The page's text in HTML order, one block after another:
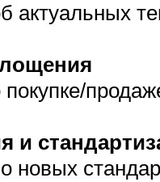
актуальных
и
новых